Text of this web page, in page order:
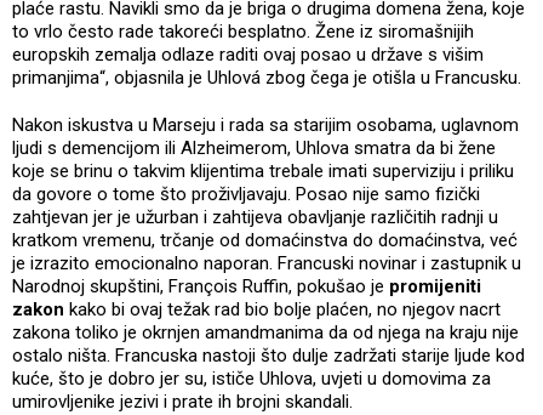
plaće rastu. Navikli smo da je briga o drugima domena žena, koje
to vrlo često rade takoreći besplatno. Žene iz siromašnijih
europskih zemalja odlaze raditi ovaj posao u države s višim
primanjima“, objasnila je Uhlová zbog čega je otišla u Francusku.
Nakon iskustva u Marseju i rada sa starijim osobama, uglavnom
ljudi s demencijom ili Alzheimerom, Uhlova smatra da bi žene
koje se brinu o takvim klijentima trebale imati superviziju i priliku
da govore o tome što proživljavaju. Posao nije samo fizički
zahtjevan jer je užurban i zahtijeva obavljanje različitih radnji u
kratkom vremenu, trčanje od domaćinstva do domaćinstva, već
je izrazito emocionalno naporan. Francuski novinar i zastupnik u
Narodnoj skupštini, François Ruffin, pokušao je promijeniti
zakon kako bi ovaj težak rad bio bolje plaćen, no njegov nacrt
zakona toliko je okrnjen amandmanima da od njega na kraju nije
ostalo ništa. Francuska nastoji što dulje zadržati starije ljude kod
kuće, što je dobro jer su, ističe Uhlova, uvjeti u domovima za
umirovljenike jezivi i prate ih brojni skandali.